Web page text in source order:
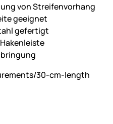
von Streifenvorhang
geeignet
gefertigt